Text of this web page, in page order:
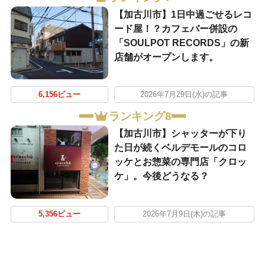
【加古川市】1日中過ごせるレコ
ード屋！？カフェバー併設の
「SOULPOT RECORDS」の新
店舗がオープンします。
6,156ビュー 2026年7月29日(水)の記事
ランキング8
【加古川市】シャッターが下り
た日が続くベルデモールのコロ
ッケとお惣菜の専門店「クロッ
ケ」。今後どうなる？
5,356ビュー 2026年7月9日(木)の記事